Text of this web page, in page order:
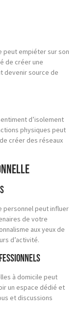
peut empiéter sur son
de créer une
devenir source de
d’isolement
physiques peut
créer des réseaux
personnel peut influer
de votre
aux yeux de
d’activité.
à domicile peut
un espace dédié et
et discussions